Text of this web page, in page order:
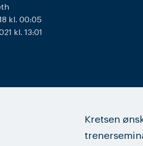
kl. 00:05
kl. 13:01
Kretsen